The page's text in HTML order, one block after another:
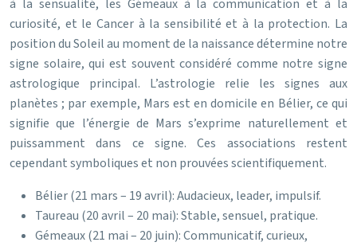
à la sensualité, les Gémeaux à la communication et à la
curiosité, et le Cancer à la sensibilité et à la protection. La
position du Soleil au moment de la naissance détermine notre
signe solaire, qui est souvent considéré comme notre signe
astrologique principal. L’astrologie relie les signes aux
planètes ; par exemple, Mars est en domicile en Bélier, ce qui
signifie que l’énergie de Mars s’exprime naturellement et
puissamment dans ce signe. Ces associations restent
cependant symboliques et non prouvées scientifiquement.
Bélier (21 mars – 19 avril): Audacieux, leader, impulsif.
Taureau (20 avril – 20 mai): Stable, sensuel, pratique.
Gémeaux (21 mai – 20 juin): Communicatif, curieux,